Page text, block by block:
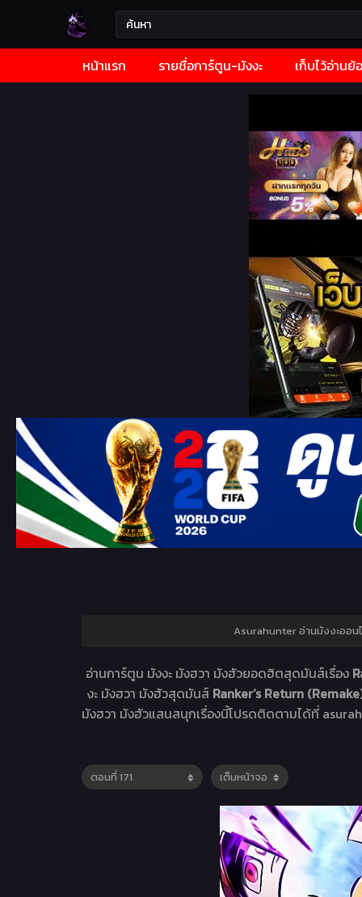
หน้าแรก รายชื่อการ์ตูน-มังงะ เก็บไว้อ่าน
Asurahunter อ่านมังงะออน
อ่านการ์ตูน มังงะ มังฮวา มังฮัวยอดฮิตสุดมันส์เรื่อง
งะ มังฮวา มังฮัวสุดมันส์ Ranker’s Return
มังฮวา มังฮัวแสนสนุกเรื่องนี้โปรดติดตามได้ที่